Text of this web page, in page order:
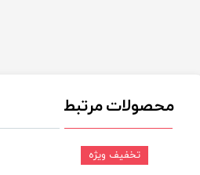
محصولات مرتبط
تخفیف ویژه